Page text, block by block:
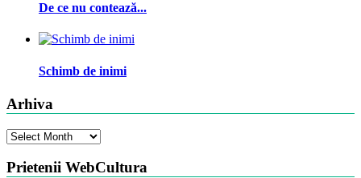
De ce nu contează...
Schimb de inimi
Arhiva
Arhiva
Prietenii WebCultura